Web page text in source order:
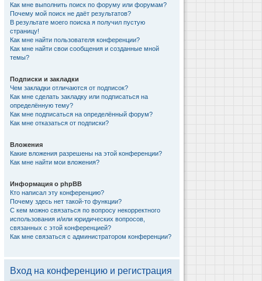
Как мне выполнить поиск по форуму или форумам?
Почему мой поиск не даёт результатов?
В результате моего поиска я получил пустую
страницу!
Как мне найти пользователя конференции?
Как мне найти свои сообщения и созданные мной
темы?
Подписки и закладки
Чем закладки отличаются от подписок?
Как мне сделать закладку или подписаться на
определённую тему?
Как мне подписаться на определённый форум?
Как мне отказаться от подписки?
Вложения
Какие вложения разрешены на этой конференции?
Как мне найти мои вложения?
Информация о phpBB
Кто написал эту конференцию?
Почему здесь нет такой-то функции?
С кем можно связаться по вопросу некорректного
использования и/или юридических вопросов,
связанных с этой конференцией?
Как мне связаться с администратором конференции?
Вход на конференцию и регистрация